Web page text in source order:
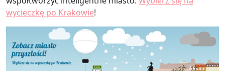
wycieczkę po Krakowie!